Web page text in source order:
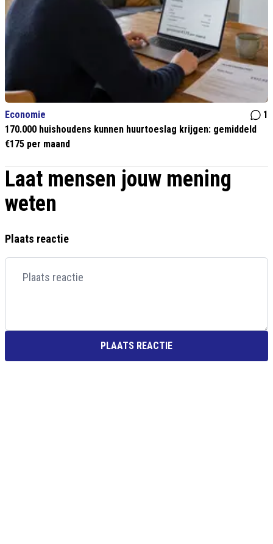
Economie
1
170.000 huishoudens kunnen huurtoeslag krijgen: gemiddeld
€175 per maand
Laat mensen jouw mening
weten
Plaats reactie
PLAATS REACTIE